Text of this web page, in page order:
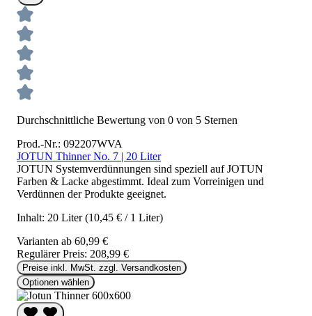
Durchschnittliche Bewertung von 0 von 5 Sternen
Prod.-Nr.: 092207WVA
JOTUN Thinner No. 7 | 20 Liter
JOTUN Systemverdünnungen sind speziell auf JOTUN
Farben & Lacke abgestimmt. Ideal zum Vorreinigen und
Verdünnen der Produkte geeignet.
Inhalt: 20 Liter(10,45 € / 1 Liter)
Varianten ab 60,99 €
Regulärer Preis: 208,99 €
Preise inkl. MwSt. zzgl. Versandkosten
Optionen wählen